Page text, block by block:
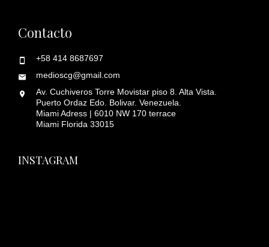
Contacto
+58 414 8687697
medioscg@gmail.com
Av. Cuchiveros Torre Movistar piso 8. Alta Vista.
Puerto Ordaz Edo. Bolivar. Venezuela.
Miami Adress | 6010 NW 170 terrace
Miami Florida 33015
INSTAGRAM